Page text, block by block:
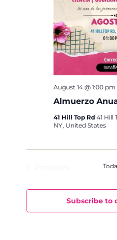
Almuerzo
August 14 @ 1:00 pm
41 Hill Top Rd 41 Hill
NY, United States
Subscribe to